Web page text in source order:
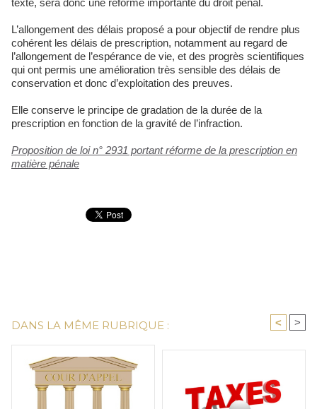
texte, sera donc une réforme importante du droit pénal.
L’allongement des délais proposé a pour objectif de rendre plus
cohérent les délais de prescription, notamment au regard de
l’allongement de l’espérance de vie, et des progrès scientifiques
qui ont permis une amélioration très sensible des délais de
conservation et donc d’exploitation des preuves.
Elle conserve le principe de gradation de la durée de la
prescription en fonction de la gravité de l’infraction.
Proposition de loi n° 2931 portant réforme de la prescription en
matière pénale
DANS LA MÊME RUBRIQUE : < >